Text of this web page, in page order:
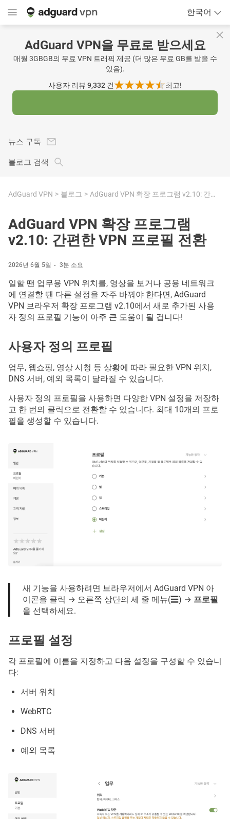
한국어
AdGuard VPN을 무료로 받으세요
매월 3GBGB의 무료 VPN 트래픽 제공 (더 많은 무료 GB를 받을 수
있음).
사용자 리뷰 9,332 건 최고!
뉴스 구독
블로그 검색
AdGuard VPN 블로그 AdGuard VPN 확장 프로그램 v2.10: 간편한 VPN 프로필 전환
AdGuard VPN 확장 프로그램
v2.10: 간편한 VPN 프로필 전환
2026년 6월 5일 3분 소요
일할 땐 업무용 VPN 위치를, 영상을 보거나 공용 네트워크
에 연결할 땐 다른 설정을 자주 바꿔야 한다면, AdGuard
VPN 브라우저 확장 프로그램 v2.10에서 새로 추가된 사용
자 정의 프로필 기능이 아주 큰 도움이 될 겁니다!
사용자 정의 프로필
업무, 웹쇼핑, 영상 시청 등 상황에 따라 필요한 VPN 위치,
DNS 서버, 예외 목록이 달라질 수 있습니다.
사용자 정의 프로필을 사용하면 다양한 VPN 설정을 저장하
고 한 번의 클릭으로 전환할 수 있습니다. 최대 10개의 프로
필을 생성할 수 있습니다.
새 기능을 사용하려면 브라우저에서 AdGuard VPN 아
이콘을 클릭 → 오른쪽 상단의 세 줄 메뉴(☰) → 프로필
을 선택하세요.
프로필 설정
각 프로필에 이름을 지정하고 다음 설정을 구성할 수 있습니
다:
서버 위치
WebRTC
DNS 서버
예외 목록